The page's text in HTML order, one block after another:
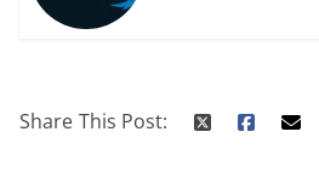
Share This Post: